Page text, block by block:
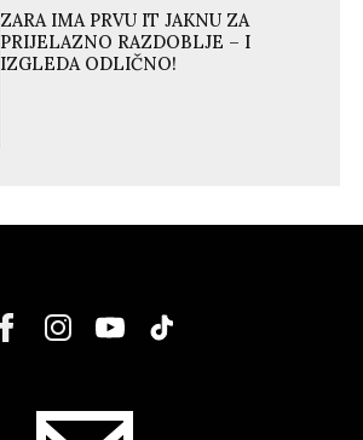
ZARA IMA PRVU IT JAKNU ZA
PRIJELAZNO RAZDOBLJE – I
IZGLEDA ODLIČNO!